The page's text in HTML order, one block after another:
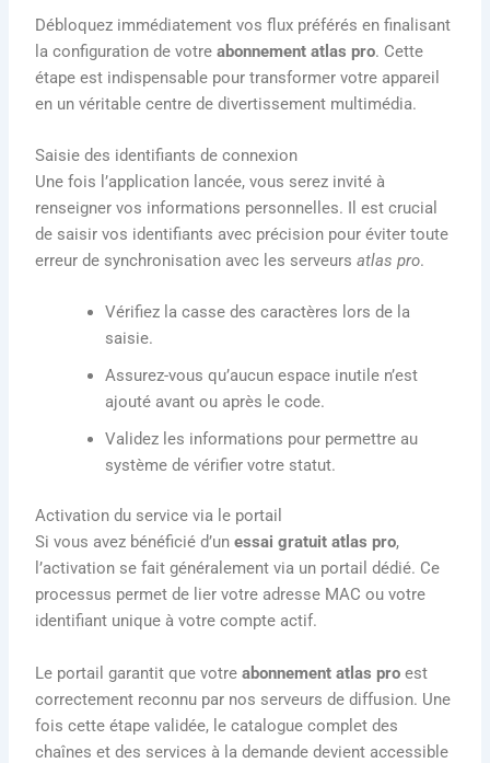
Débloquez immédiatement vos flux préférés en finalisant
la configuration de votreabonnement atlas pro. Cette
étape est indispensable pour transformer votre appareil
en un véritable centre de divertissement multimédia.
Saisie des identifiants de connexion
Une fois l’application lancée, vous serez invité à
renseigner vos informations personnelles. Il est crucial
de saisir vos identifiants avec précision pour éviter toute
erreur de synchronisation avec les serveursatlas pro.
Vérifiez la casse des caractères lors de la
saisie.
Assurez-vous qu’aucun espace inutile n’est
ajouté avant ou après le code.
Validez les informations pour permettre au
système de vérifier votre statut.
Activation du service via le portail
Si vous avez bénéficié d’unessai gratuit atlas pro,
l’activation se fait généralement via un portail dédié. Ce
processus permet de lier votre adresse MAC ou votre
identifiant unique à votre compte actif.
Le portail garantit que votreabonnement atlas pro est
correctement reconnu par nos serveurs de diffusion. Une
fois cette étape validée, le catalogue complet des
chaînes et des services à la demande devient accessible